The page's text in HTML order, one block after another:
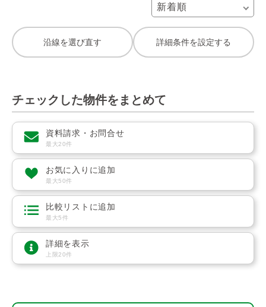
沿線を選び直す 詳細条件を設定する
チェックした物件をまとめて
資料請求・お問合せ
最大20件
お気に入りに追加
最大50件
比較リストに追加
最大5件
詳細を表示
上限20件